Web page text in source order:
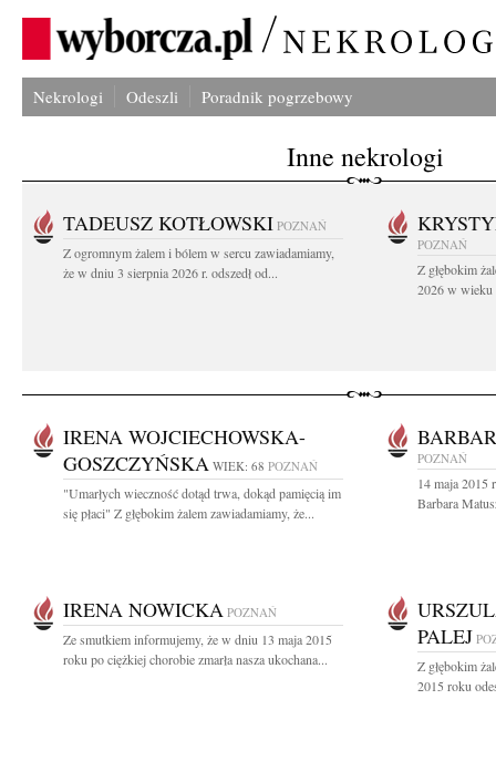
Nekrologi Odeszli Poradnik pogrzebowy
Inne nekrologi
TADEUSZ KOTŁOWSKI POZNAŃ
Z ogromnym żalem i bólem w sercu zawiadamiamy,
że w dniu 3 sierpnia 2026 r. odszedł od...
POZNAŃ
Z głębokim
2026 w wieku
IRENA WOJCIECHOWSKA-
GOSZCZYŃSKA WIEK: 68 POZNAŃ
"Umarłych wieczność dotąd trwa, dokąd pamięcią im
się płaci" Z głębokim żalem zawiadamiamy, że...
POZNAŃ
14 maja 2015
Barbara
IRENA NOWICKA POZNAŃ
Ze smutkiem informujemy, że w dniu 13 maja 2015
roku po ciężkiej chorobie zmarła nasza ukochana...
PALEJ
Z głębokim
2015 roku